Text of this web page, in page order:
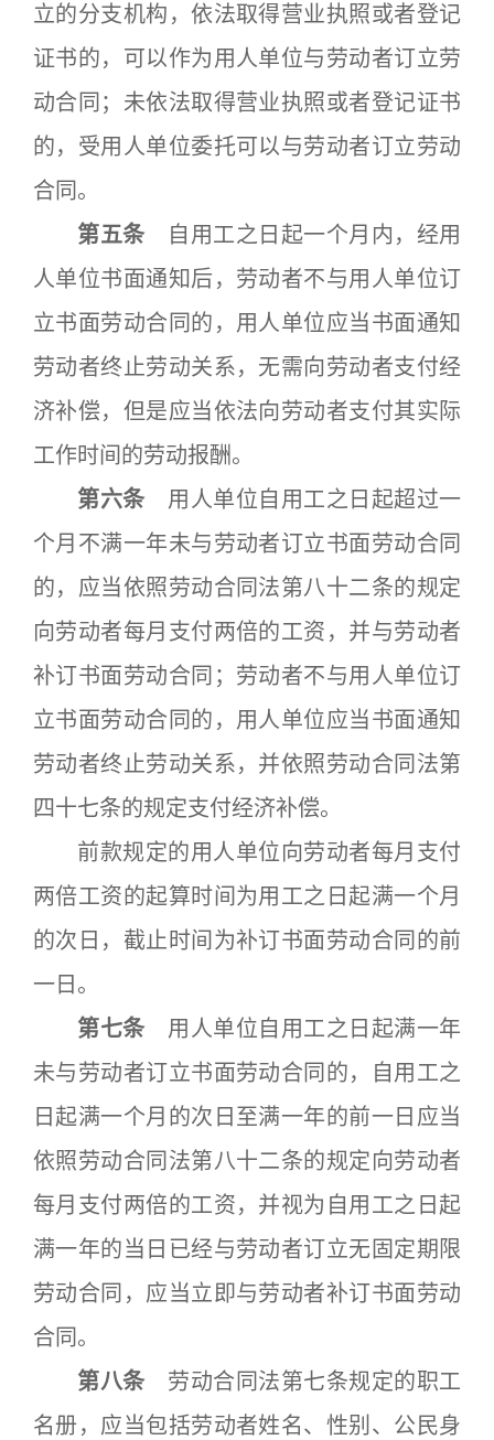
立的分支机构，依法取得营业执照或者登记
证书的，可以作为用人单位与劳动者订立劳
动合同；未依法取得营业执照或者登记证书
的，受用人单位委托可以与劳动者订立劳动
合同。
第五条 自用工之日起一个月内，经用
人单位书面通知后，劳动者不与用人单位订
立书面劳动合同的，用人单位应当书面通知
劳动者终止劳动关系，无需向劳动者支付经
济补偿，但是应当依法向劳动者支付其实际
工作时间的劳动报酬。
第六条 用人单位自用工之日起超过一
个月不满一年未与劳动者订立书面劳动合同
的，应当依照劳动合同法第八十二条的规定
向劳动者每月支付两倍的工资，并与劳动者
补订书面劳动合同；劳动者不与用人单位订
立书面劳动合同的，用人单位应当书面通知
劳动者终止劳动关系，并依照劳动合同法第
四十七条的规定支付经济补偿。
前款规定的用人单位向劳动者每月支付
两倍工资的起算时间为用工之日起满一个月
的次日，截止时间为补订书面劳动合同的前
一日。
第七条 用人单位自用工之日起满一年
未与劳动者订立书面劳动合同的，自用工之
日起满一个月的次日至满一年的前一日应当
依照劳动合同法第八十二条的规定向劳动者
每月支付两倍的工资，并视为自用工之日起
满一年的当日已经与劳动者订立无固定期限
劳动合同，应当立即与劳动者补订书面劳动
合同。
第八条 劳动合同法第七条规定的职工
名册，应当包括劳动者姓名、性别、公民身